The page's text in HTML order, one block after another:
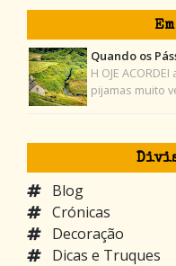
Quando os
H OJE
pijamas muito
Blog
Crónicas
Decoração
Dicas e Truques